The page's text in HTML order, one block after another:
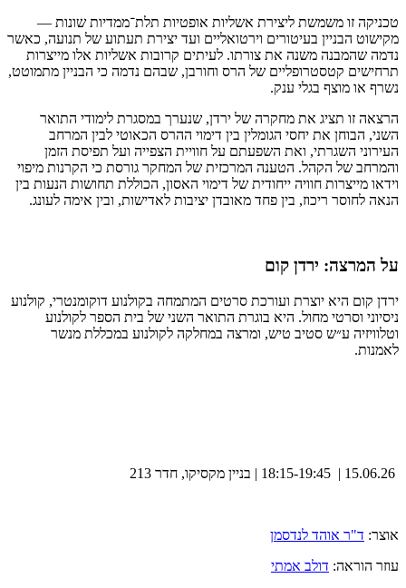
טכניקה זו משמשת ליצירת אשליות אופטיות תלת־ממדיות שונות —
מקישוט הבניין בעיטורים וירטואליים ועד יצירת תעתוע של תנועה, כאשר
נדמה שהמבנה משנה את צורתו. לעיתים קרובות אשליות אלו מייצרות
תרחישים קטסטרופליים של הרס וחורבן, שבהם נדמה כי הבניין מתמוטט,
נשרף או מוצף בגלי ענק.
הרצאה זו תציג את מחקרה של ירדן, שנערך במסגרת לימודי התואר
השני, הבוחן את יחסי הגומלין בין דימוי ההרס הכאוטי לבין המרחב
העירוני השגרתי, ואת השפעתם על חוויית הצפייה ועל תפיסת הזמן
והמרחב של הקהל. הטענה המרכזית של המחקר גורסת כי הקרנות מיפוי
וידאו מייצרות חוויה ייחודית של דימוי האסון, הכוללת תחושות הנעות בין
הנאה לחוסר ריכוז, בין פחד מאובדן יציבות לאדישות, ובין אימה לעונג.
על המרצה: ירדן קום
ירדן קום היא יוצרת ועורכת סרטים המתמחה בקולנוע דוקומנטרי, קולנוע
ניסיוני וסרטי מחול. היא בוגרת התואר השני של בית הספר לקולנוע
וטלוויזיה ע״ש סטיב טיש, ומרצה במחלקה לקולנוע במכללת מנשר
לאמנות.
אוצר: ד"ר אוהד לנדסמן
עוזר הוראה: דולב אמתי